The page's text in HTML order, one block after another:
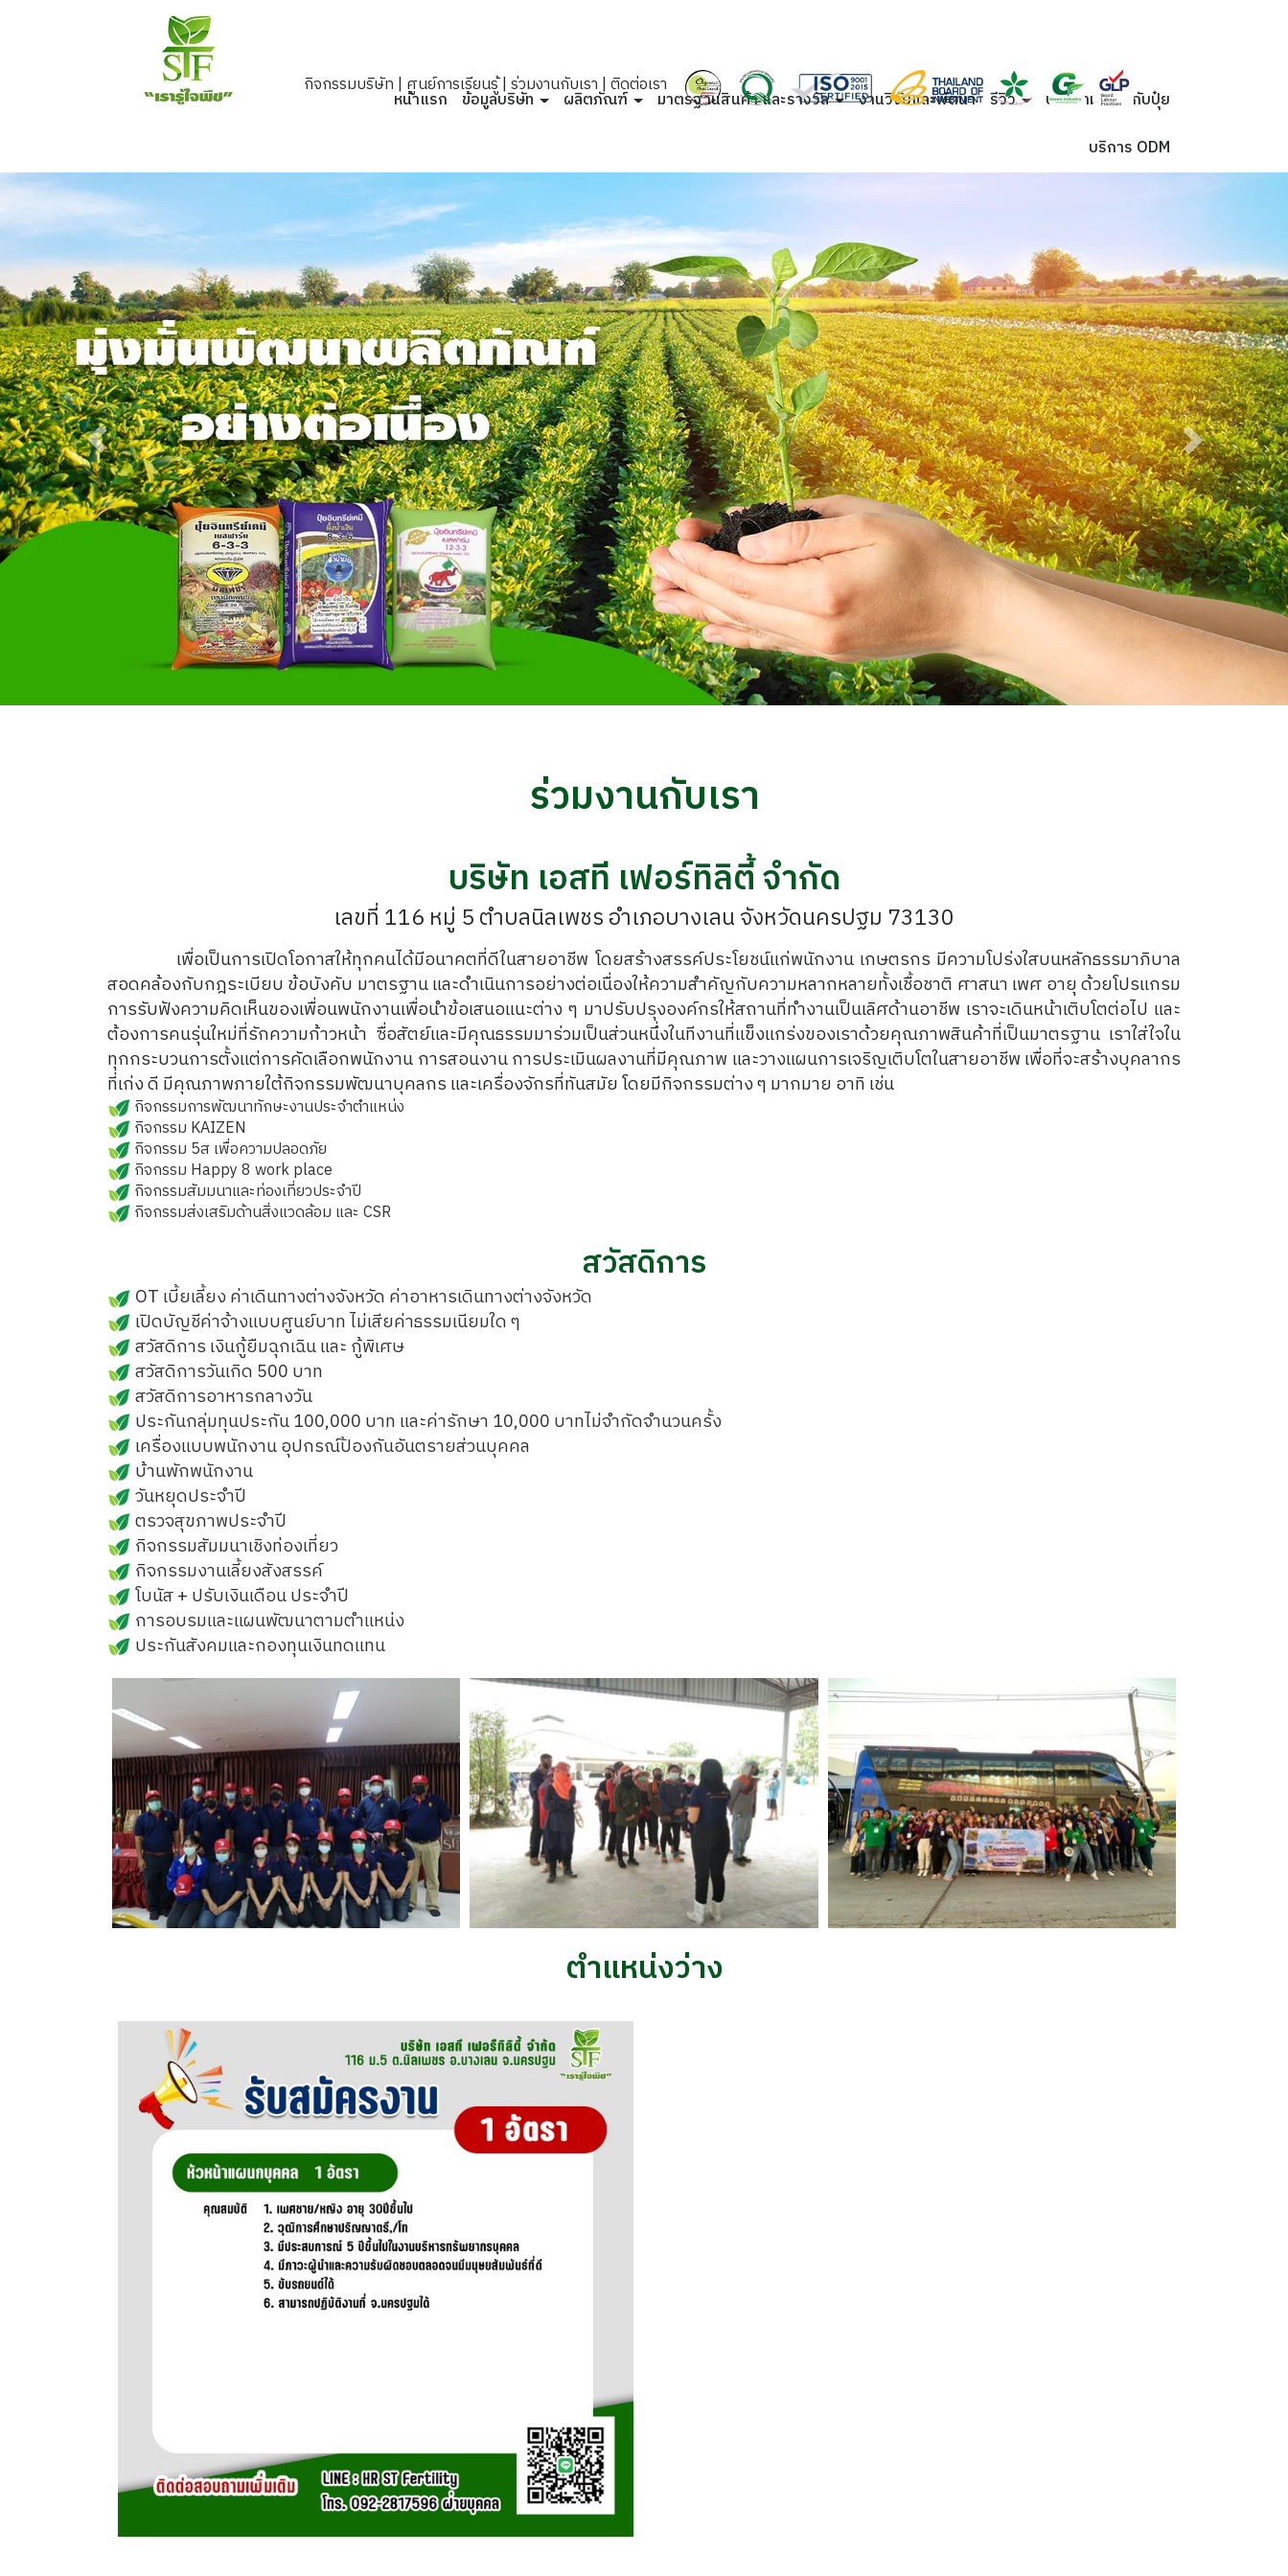
หน้าแรก ข้อมูลบริษัท ผลิตภัณฑ์ มาตรฐานสินค้า และรางวัล งานวิจัยและพัตนา รีวิว
บทความเกี่ยวกับปุ๋ย
บริการ ODM
กิจกรรมบริษัท | ศูนย์การเรียนรู้| ร่วมงานกับเรา| ติดต่อเรา
ร่วมงานกับเรา
บริษัท เอสที เฟอร์ทิลิตี้ จำกัด
เลขที่ 116 หมู่ 5 ตำบลนิลเพชร อำเภอบางเลน จังหวัดนครปฐม 73130
เพื่อเป็นการเปิดโอกาสให้ทุกคนได้มีอนาคตที่ดีในสายอาชีพ โดยสร้างสรรค์ประโยชน์แก่พนักงาน เกษตรกร มีความโปร่งใสบนหลักธรรมาภิบาล
สอดคล้องกับกฎระเบียบ ข้อบังคับ มาตรฐาน และดำเนินการอย่างต่อเนื่องให้ความสำคัญกับความหลากหลายทั้งเชื้อชาติ ศาสนา เพศ อายุ ด้วยโปรแกรม
การรับฟังความคิดเห็นของเพื่อนพนักงานเพื่อนำข้อเสนอแนะต่าง ๆ มาปรับปรุงองค์กรให้สถานที่ทำงานเป็นเลิศด้านอาชีพ เราจะเดินหน้าเติบโตต่อไป และ
ต้องการคนรุ่นใหม่ที่รักความก้าวหน้า ซื่อสัตย์และมีคุณธรรมมาร่วมเป็นส่วนหนึ่งในทีงานที่แข็งแกร่งของเราด้วยคุณภาพสินค้าที่เป็นมาตรฐาน เราใส่ใจใน
ทุกกระบวนการตั้งแต่การคัดเลือกพนักงาน การสอนงาน การประเมินผลงานที่มีคุณภาพ และวางแผนการเจริญเติบโตในสายอาชีพ เพื่อที่จะสร้างบุคลากร
ที่เก่ง ดี มีคุณภาพภายใต้กิจกรรมพัฒนาบุคลกร และเครื่องจักรที่ทันสมัย โดยมีกิจกรรมต่าง ๆ มากมาย อาทิ เช่น
กิจกรรมการพัฒนาทักษะงานประจำตำแหน่ง
กิจกรรม KAIZEN
กิจกรรม 5ส เพื่อความปลอดภัย
กิจกรรม Happy 8 work place
กิจกรรมสัมมนาและท่องเที่ยวประจำปี
กิจกรรมส่งเสริมด้านสิ่งแวดล้อม และ CSR
สวัสดิการ
OT เบี้ยเลี้ยง ค่าเดินทางต่างจังหวัด ค่าอาหารเดินทางต่างจังหวัด
เปิดบัญชีค่าจ้างแบบศูนย์บาท ไม่เสียค่าธรรมเนียมใด ๆ
สวัสดิการ เงินกู้ยืมฉุกเฉิน และ กู้พิเศษ
สวัสดิการวันเกิด 500 บาท
สวัสดิการอาหารกลางวัน
ประกันกลุ่มทุนประกัน 100,000 บาท และค่ารักษา 10,000 บาทไม่จำกัดจำนวนครั้ง
เครื่องแบบพนักงาน อุปกรณ์ป้องกันอันตรายส่วนบุคคล
บ้านพักพนักงาน
วันหยุดประจำปี
ตรวจสุขภาพประจำปี
กิจกรรมสัมมนาเชิงท่องเที่ยว
กิจกรรมงานเลี้ยงสังสรรค์
โบนัส + ปรับเงินเดือน ประจำปี
การอบรมและแผนพัฒนาตามตำแหน่ง
ประกันสังคมและกองทุนเงินทดแทน
ตำแหน่งว่าง